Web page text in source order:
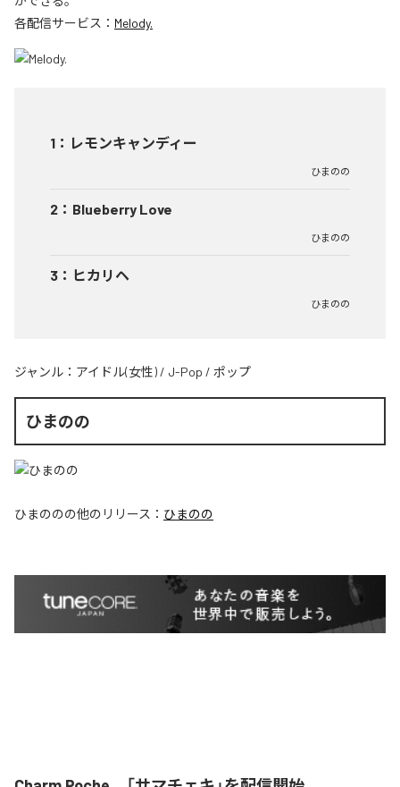
各配信サービス： Melody.
1 ： レモンキャンディー
ひまのの
2 ： Blueberry Love
ひまのの
3 ： ヒカリヘ
ひまのの
ジャンル： アイドル(女性) / J-Pop / ポップ
ひまのの
ひまののの他のリリース： ひまのの